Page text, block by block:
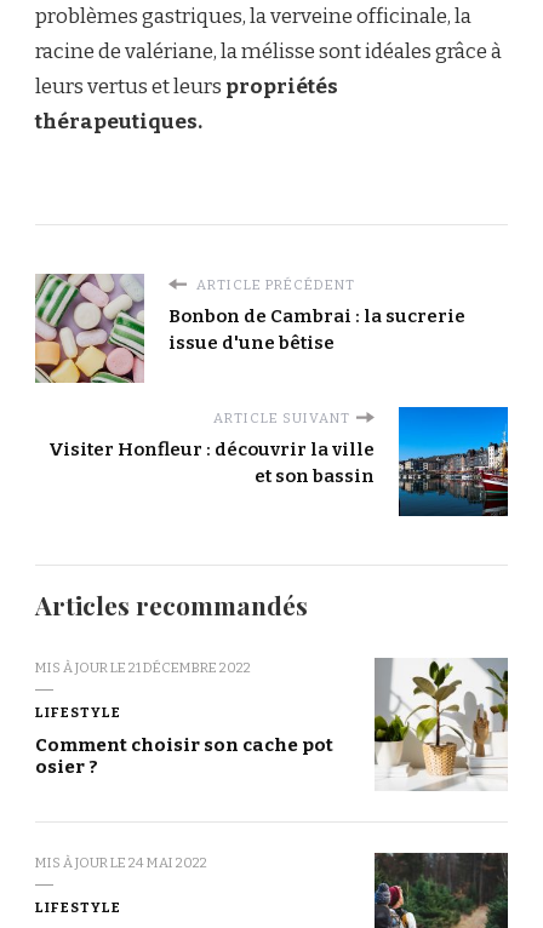
problèmes gastriques, la verveine officinale, la
racine de valériane, la mélisse sont idéales grâce à
leurs vertus et leurs propriétés
thérapeutiques.
ARTICLE PRÉCÉDENT
Bonbon de Cambrai : la sucrerie
issue d'une bêtise
ARTICLE SUIVANT
Visiter Honfleur : découvrir la ville
et son bassin
Articles recommandés
MIS À JOUR LE 21 DÉCEMBRE 2022
LIFESTYLE
Comment choisir son cache pot
osier ?
MIS À JOUR LE 24 MAI 2022
LIFESTYLE